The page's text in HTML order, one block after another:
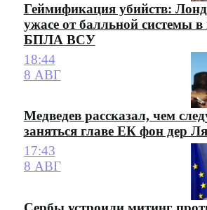
Геймификация убийств:
ужасе от балльной системы в
БПЛА ВСУ
18:44
8 АВГ
Медведев рассказал, чем
заняться главе ЕК фон дер
17:43
8 АВГ